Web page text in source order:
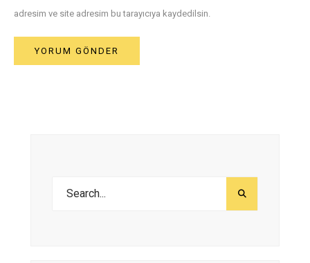
adresim ve site adresim bu tarayıcıya kaydedilsin.